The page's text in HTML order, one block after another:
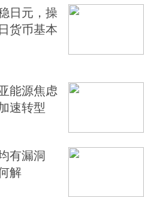
日元，操
货币基本
能源焦虑
速转型
有漏洞
解